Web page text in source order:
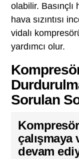
olabilir.
hava sızıntısı
vidalı
yardımcı olur.
Sorulan
çalışmaya
devam